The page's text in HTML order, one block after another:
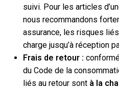
suivi. Pour les articles
nous recommandons
assurance, les risques
charge jusqu’à réception
Frais de retour :
du Code de la
liés au retour sont à la